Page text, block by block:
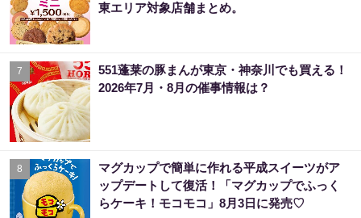
東エリア対象店舗まとめ。
7
551蓬莱の豚まんが東京・神奈川でも買える！
2026年7月・8月の催事情報は？
8
マグカップで簡単に作れる平成スイーツがア
ップデートして復活！「マグカップでふっく
らケーキ！モコモコ」8月3日に発売♡